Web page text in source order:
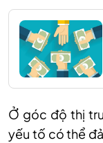
Ở góc độ thị
yếu tố có thể